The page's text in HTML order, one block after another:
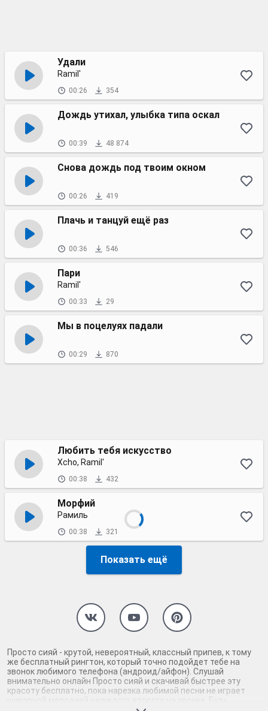
Удали
Ramil'
00:26 354
Дождь утихал, улыбка типа оскал
00:39 48 874
Снова дождь под твоим окном
00:26 419
Плачь и танцуй ещё раз
00:36 546
Пари
Ramil'
00:33 29
Мы в поцелуях падали
00:29 870
Любить тебя искусство
Xcho, Ramil'
00:38 432
Морфий
Рамиль
00:38 321
Показать ещё
Просто сияй - крутой, невероятный, классный припев, к тому
же бесплатный рингтон, который точно подойдет тебе на
звонок любимого телефона (андроид/айфон). Слушай
внимательно онлайн Просто сияй и скачивай быстрее эту
красоту бесплатно, пока нарезка любимой песни не играет
шикарной мелодией у каждого второго на звонке. Будь